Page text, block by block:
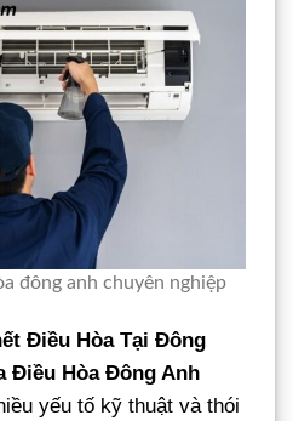
đông anh chuyên nghiệp
Điều Hòa Tại Đông
Điều Hòa Đông Anh
yếu tố kỹ thuật và thói